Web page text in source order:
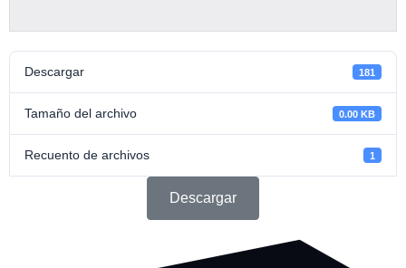
Descargar 181
Tamaño del archivo 0.00 KB
Recuento de archivos 1
Descargar